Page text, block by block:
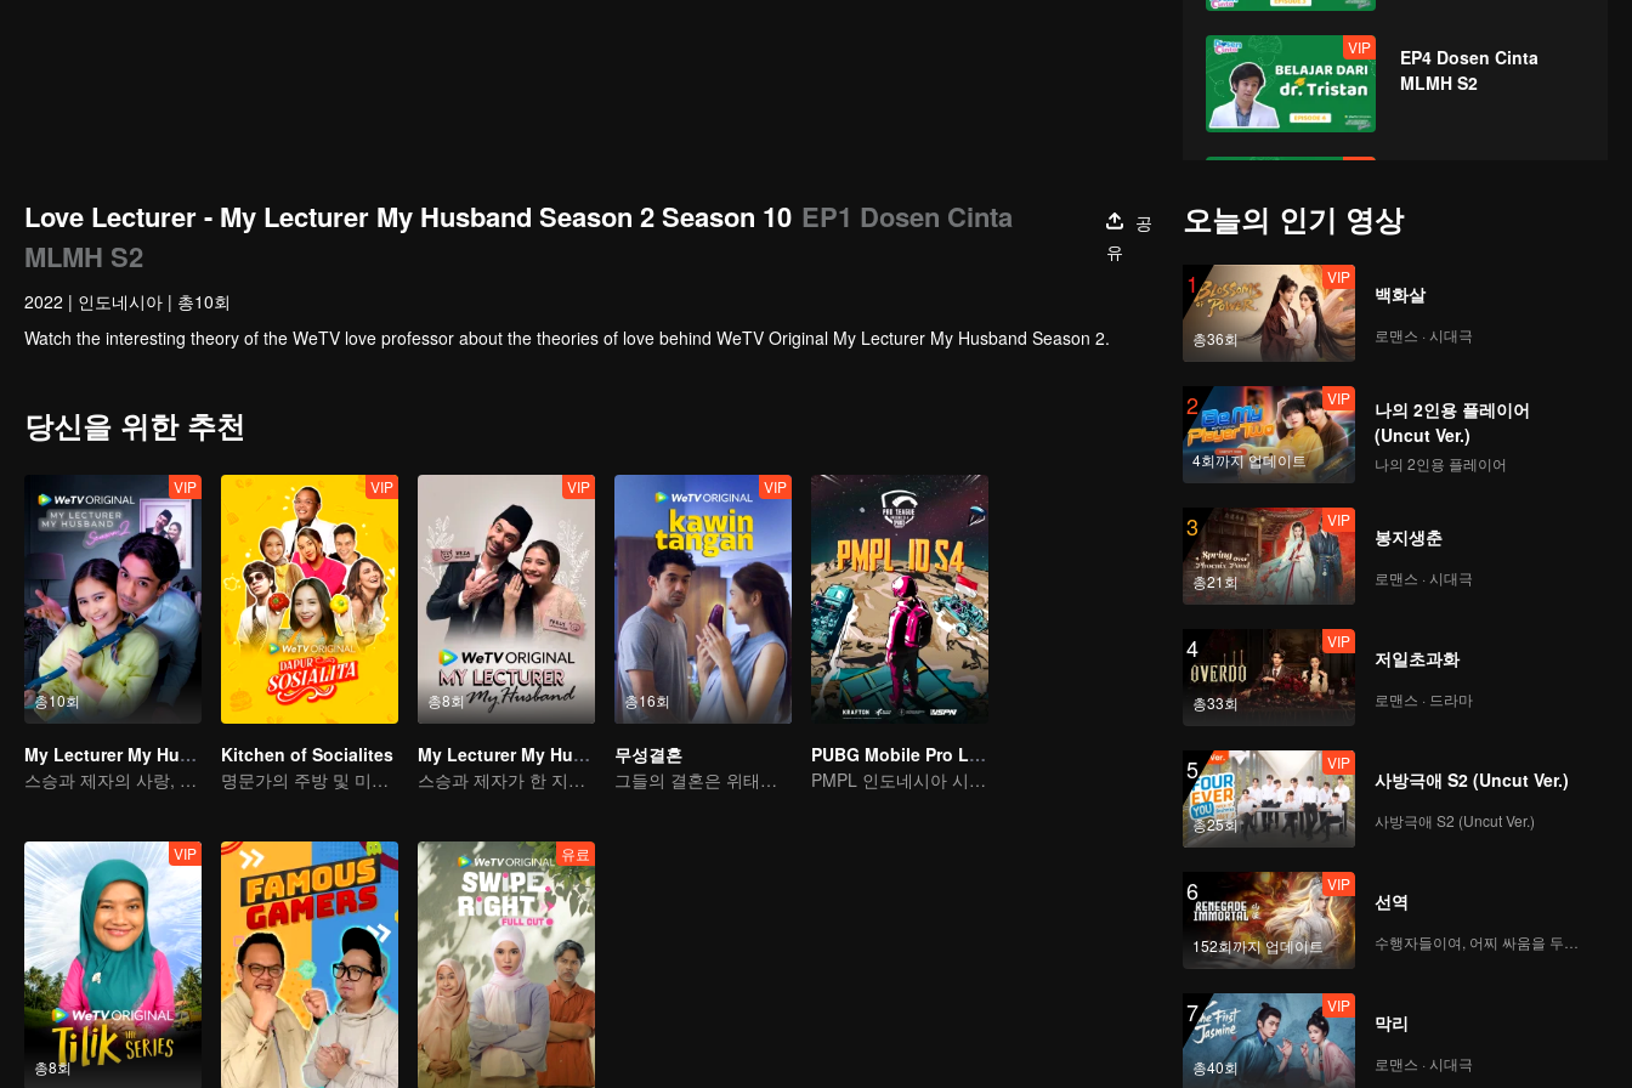
VIP
EP4 Dosen Cinta
MLMH S2
MLMH S2
VIP
EP6 Dosen Cinta
MLMH S2
VIP
EP7 Dosen Cinta
MLMH S2
VIP
EP8 Dosen Cinta
MLMH2
VIP
EP9 Dosen Cinta
MLMH S2
VIP
EP10 Dosen Cinta
MLMH S2
Love Lecturer - My Lecturer My Husband Season 2 Season 10 EP1 Dosen Cinta
MLMH S2
공
유
2022 | 인도네시아 | 총10회
Watch the interesting theory of the WeTV love professor about the theories of love behind WeTV Original My Lecturer My Husband Season 2.
당신을 위한 추천
총10회
VIP
My Lecturer My Husband
스승과 제자의 사랑, 운명적 결말
VIP
Kitchen of Socialites
명문가의 주방 및 미식 시리즈
총8회
VIP
My Lecturer My Husband
스승과 제자가 한 지붕 아래에 있어
총16회
VIP
무성결혼
그들의 결혼은 위태롭다
PUBG Mobile Pro League S4
PMPL 인도네시아 시즌 4
총8회
VIP 유료
오늘의 인기 영상
1
총36회
VIP
백화살
로맨스 · 시대극
2
4회까지 업데이트
VIP
나의 2인용 플레이어
(Uncut Ver.)
나의 2인용 플레이어
3
총21회
VIP
봉지생춘
로맨스 · 시대극
4
총33회
VIP
저일초과화
로맨스 · 드라마
5
총25회
VIP
사방극애 S2 (Uncut Ver.)
사방극애 S2 (Uncut Ver.)
6
152회까지 업데이트
VIP
선역
7
총40회
VIP
막리
로맨스 · 시대극